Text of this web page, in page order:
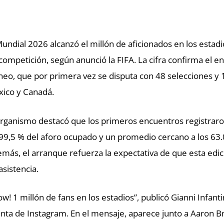
2026 alcanzó el millón de aficionados en los
según anunció la FIFA. La cifra confirma el
que por primera vez se disputa con 48 selecciones y
y Canadá.
destacó que los primeros encuentros
% del aforo ocupado y un promedio cercano a los
el arranque refuerza la expectativa de que esta
1 millón de fans en los estadios”, publicó Gianni
de Instagram. En el mensaje, aparece junto a Aaron